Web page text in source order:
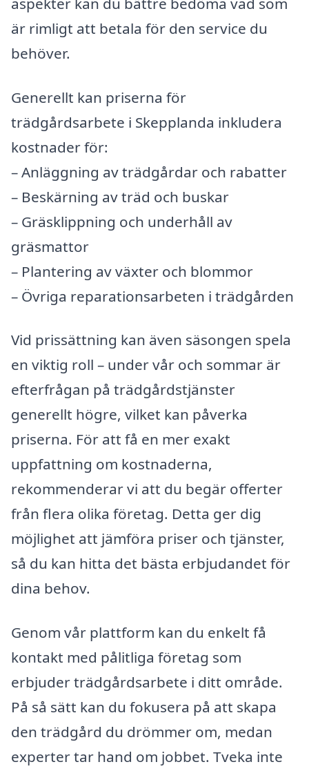
är rimligt att betala för den service du
behöver.
Generellt kan priserna för
trädgårdsarbete i Skepplanda inkludera
kostnader för:
– Anläggning av trädgårdar och rabatter
– Beskärning av träd och buskar
– Gräsklippning och underhåll av
gräsmattor
– Plantering av växter och blommor
– Övriga reparationsarbeten i trädgården
Vid prissättning kan även säsongen spela
en viktig roll – under vår och sommar är
efterfrågan på trädgårdstjänster
generellt högre, vilket kan påverka
priserna. För att få en mer exakt
uppfattning om kostnaderna,
rekommenderar vi att du begär offerter
från flera olika företag. Detta ger dig
möjlighet att jämföra priser och tjänster,
så du kan hitta det bästa erbjudandet för
dina behov.
Genom vår plattform kan du enkelt få
kontakt med pålitliga företag som
erbjuder trädgårdsarbete i ditt område.
På så sätt kan du fokusera på att skapa
den trädgård du drömmer om, medan
experter tar hand om jobbet. Tveka inte